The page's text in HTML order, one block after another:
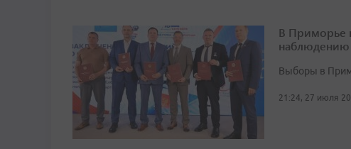
В Приморье
наблюдению
Выборы в
21:24, 27 июля